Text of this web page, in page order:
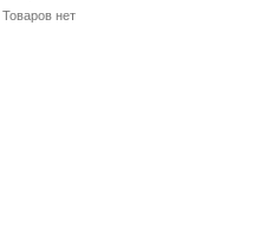
Товаров нет